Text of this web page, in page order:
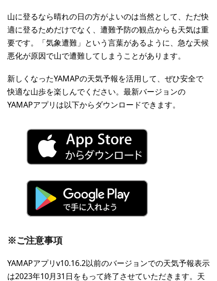
山に登るなら晴れの日の方がよいのは当然として、ただ快
適に登るためだけでなく、遭難予防の観点からも天気は重
要です。「気象遭難」という言葉があるように、急な天候
悪化が原因で山で遭難してしまうことがあります。
新しくなったYAMAPの天気予報を活用して、ぜひ安全で
快適な山歩を楽しんでください。最新バージョンの
YAMAPアプリは以下からダウンロードできます。
※ご注意事項
YAMAPアプリv10.16.2以前のバージョンでの天気予報表示
は2023年10月31日をもって終了させていただきます。天